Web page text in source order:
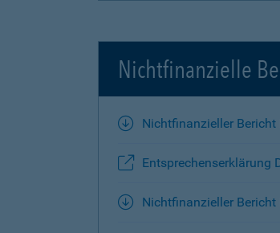
Nichtfinanzielle
Nichtfinanzieller Bericht
Entsprechenserklärung
Nichtfinanzieller Bericht